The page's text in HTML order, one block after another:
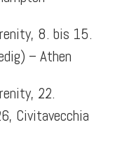
8. bis 15.
– Athen
22.
Civitavecchia